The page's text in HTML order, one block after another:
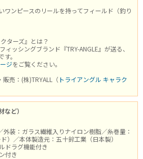
ワンピースのリールを持ってフィールド（釣り
ターズ』とは？
ィッシングブランド『TRY-ANGLE』が送る、
。
ジをご覧ください。
売：(株)TRYALL（ トライアングル キャラク
ど）
装：ガラス繊維入りナイロン樹脂／糸巻量：
）／本体製造元：五十鈴工業（日本製）
ドラグ機能付き
付き